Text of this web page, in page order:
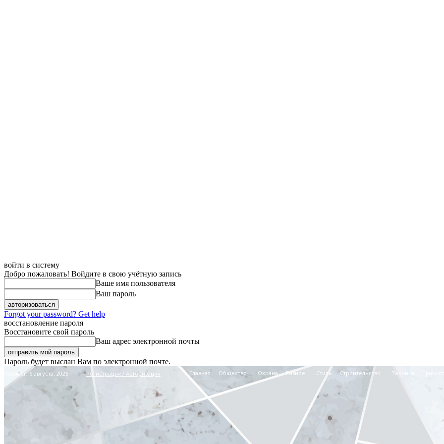
войти в систему
Добро пожаловать! Войдите в свою учётную запись
Ваше имя пользователя
Ваш пароль
Forgot your password? Get help
восстановление пароля
Восстановите свой пароль
Ваш адрес электронной почты
Пароль будет выслан Вам по электронной почте.
Четверг, 6 августа, 2026 Регистрация / Авторизация Главная Общество Охрана Разное Стиль Строительство Техника